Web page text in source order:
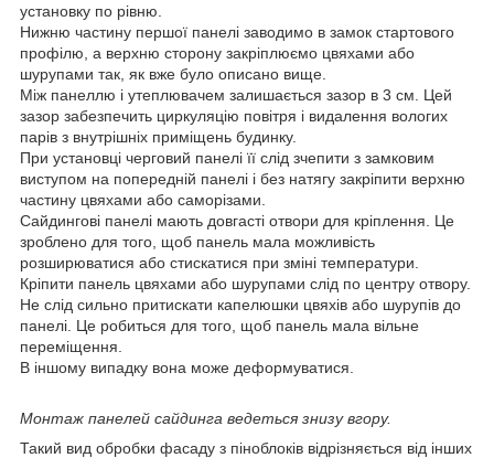
установку по рівню.
Нижню частину першої панелі заводимо в замок стартового
профілю, а верхню сторону закріплюємо цвяхами або
шурупами так, як вже було описано вище.
Між панеллю і утеплювачем залишається зазор в 3 см. Цей
зазор забезпечить циркуляцію повітря і видалення вологих
парів з внутрішніх приміщень будинку.
При установці черговий панелі її слід зчепити з замковим
виступом на попередній панелі і без натягу закріпити верхню
частину цвяхами або саморізами.
Сайдингові панелі мають довгасті отвори для кріплення. Це
зроблено для того, щоб панель мала можливість
розширюватися або стискатися при зміні температури.
Кріпити панель цвяхами або шурупами слід по центру отвору.
Не слід сильно притискати капелюшки цвяхів або шурупів до
панелі. Це робиться для того, щоб панель мала вільне
переміщення.
В іншому випадку вона може деформуватися.
Монтаж панелей сайдинга ведеться знизу вгору.
Такий вид обробки фасаду з піноблоків відрізняється від інших